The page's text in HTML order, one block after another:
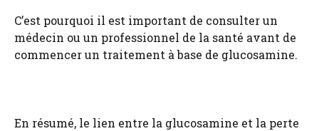
C’est pourquoi il est important de consulter un
médecin ou un professionnel de la santé avant de
commencer un traitement à base de glucosamine.
En résumé, le lien entre la glucosamine et la perte